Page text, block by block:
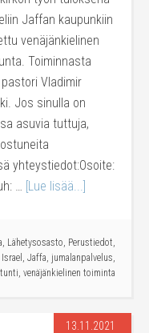
Jaffan kaupunkiin
venäjänkielinen
Toiminnasta
Vladimir
Jos sinulla on
asuvia tuttuja,
yhteystiedot:Osoite:
… [Lue lisää...]
, Lähetysosasto, Perustiedot,
Israel , Jaffa, jumalanpalvelus,
, venäjänkielinen toiminta
13.11.2021